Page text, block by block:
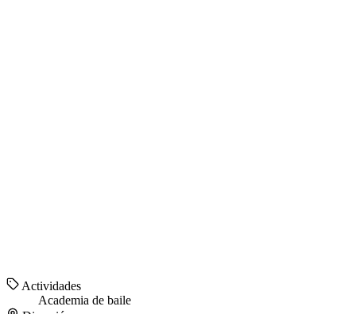
Actividades
Academia de baile